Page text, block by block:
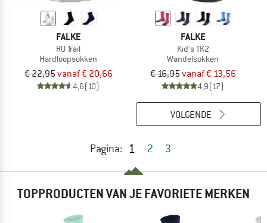
FALKE
RU Trail
Hardloopsokken
€ 22,95vanaf € 20,66
4,6(10)
FALKE
Kid's TK2
Wandelsokken
€ 16,95vanaf € 13,56
4,9(17)
Pagina: 1 2 3
VOLGENDE
TOPPRODUCTEN VAN JE FAVORIETE MERKEN